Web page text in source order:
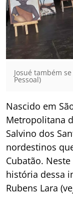
Josué também
Pessoal)
Nascido em
Metropolitana
Salvino dos
nordestinos
Cubatão.
história dessa
Rubens Lara